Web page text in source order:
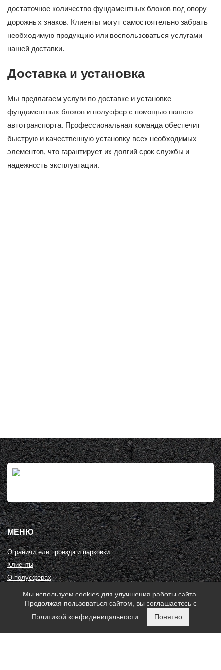
достаточное количество фундаментных блоков под опору
дорожных знаков. Клиенты могут самостоятельно забрать
необходимую продукцию или воспользоваться услугами
нашей доставки.
Доставка и установка
Мы предлагаем услуги по доставке и установке
фундаментных блоков и полусфер с помощью нашего
автотранспорта. Профессиональная команда обеспечит
быструю и качественную установку всех необходимых
элементов, что гарантирует их долгий срок службы и
надежность эксплуатации.
МЕНЮ
Ограничители проезда и парковки
Клиенты
О полусферах
Контакты
Карта сайта
Мы используем cookies для улучшения работы сайта.
Продолжая пользоваться сайтом, вы соглашаетесь с
Политикой конфиденицальности.
Понятно